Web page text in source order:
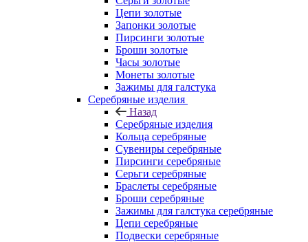
Цепи золотые
Запонки золотые
Пирсинги золотые
Броши золотые
Часы золотые
Монеты золотые
Зажимы для галстука
Серебряные изделия
Назад
Серебряные изделия
Кольца серебряные
Сувениры серебряные
Пирсинги серебряные
Серьги серебряные
Браслеты серебряные
Броши серебряные
Зажимы для галстука серебряные
Цепи серебряные
Подвески серебряные